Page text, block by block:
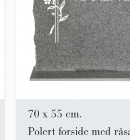
70 x 55 cm.
Polert forside med